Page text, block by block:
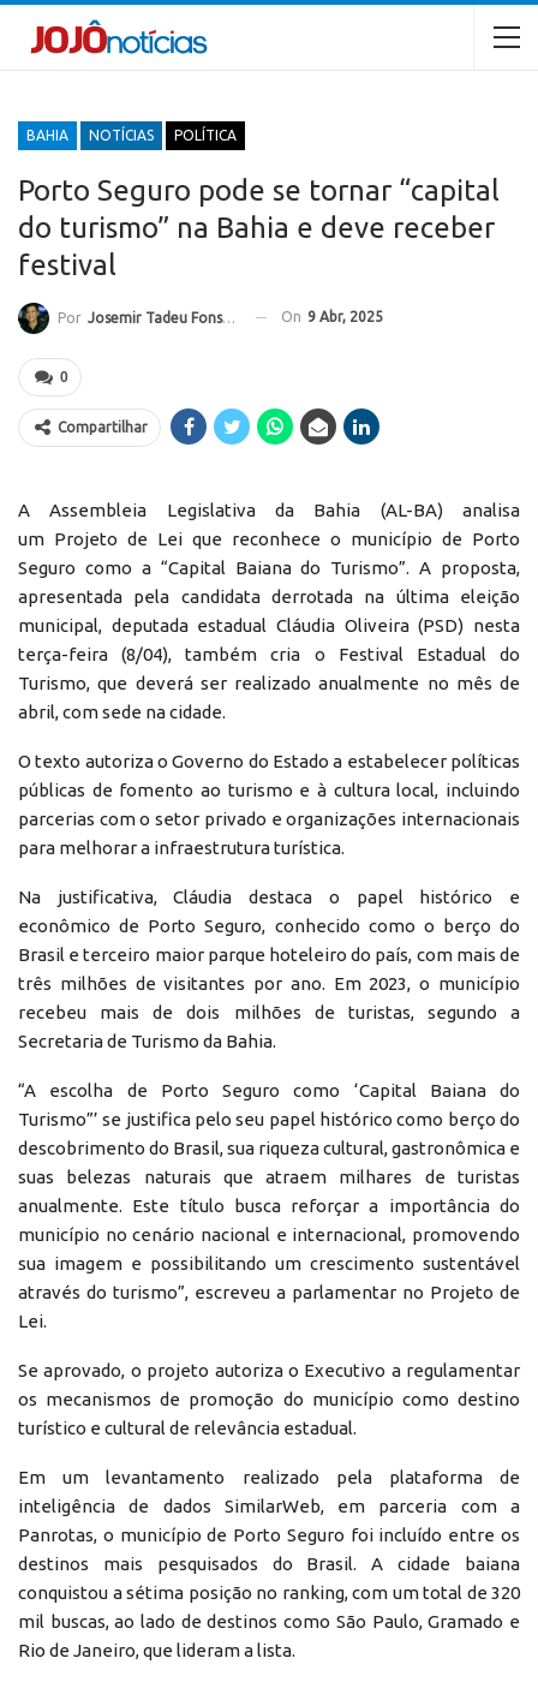
BAHIA NOTÍCIAS POLÍTICA
Porto Seguro pode se tornar “capital
do turismo” na Bahia e deve receber
festival
Por Josemir Tadeu Fonseca On 9 Abr, 2025
0
Compartilhar
A Assembleia Legislativa da Bahia (AL-BA) analisa
um Projeto de Lei que reconhece o município de Porto
Seguro como a “Capital Baiana do Turismo”. A proposta,
apresentada pela candidata derrotada na última eleição
municipal, deputada estadual Cláudia Oliveira (PSD) nesta
terça-feira (8/04), também cria o Festival Estadual do
Turismo, que deverá ser realizado anualmente no mês de
abril, com sede na cidade.
O texto autoriza o Governo do Estado a estabelecer políticas
públicas de fomento ao turismo e à cultura local, incluindo
parcerias com o setor privado e organizações internacionais
para melhorar a infraestrutura turística.
Na justificativa, Cláudia destaca o papel histórico e
econômico de Porto Seguro, conhecido como o berço do
Brasil e terceiro maior parque hoteleiro do país, com mais de
três milhões de visitantes por ano. Em 2023, o município
recebeu mais de dois milhões de turistas, segundo a
Secretaria de Turismo da Bahia.
“A escolha de Porto Seguro como ‘Capital Baiana do
Turismo”’ se justifica pelo seu papel histórico como berço do
descobrimento do Brasil, sua riqueza cultural, gastronômica e
suas belezas naturais que atraem milhares de turistas
anualmente. Este título busca reforçar a importância do
município no cenário nacional e internacional, promovendo
sua imagem e possibilitando um crescimento sustentável
através do turismo”, escreveu a parlamentar no Projeto de
Lei.
Se aprovado, o projeto autoriza o Executivo a regulamentar
os mecanismos de promoção do município como destino
turístico e cultural de relevância estadual.
Em um levantamento realizado pela plataforma de
inteligência de dados SimilarWeb, em parceria com a
Panrotas, o município de Porto Seguro foi incluído entre os
destinos mais pesquisados do Brasil. A cidade baiana
conquistou a sétima posição no ranking, com um total de 320
mil buscas, ao lado de destinos como São Paulo, Gramado e
Rio de Janeiro, que lideram a lista.